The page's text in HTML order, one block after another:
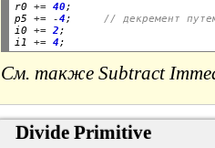
r0 += 40;
p5 += -4; // декремент
i0 += 2;
i1 += 4
См. также Subtract
Divide Primitive